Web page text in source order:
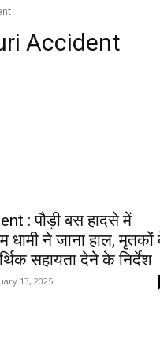
Accident
: पौड़ी बस हादसे में
धामी ने जाना हाल,
सहायता देने के निर्देश
13, 2025